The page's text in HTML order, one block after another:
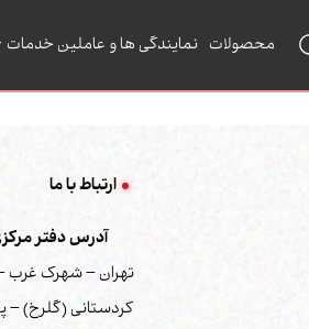
محصولات نمایندگی ها و عاملین خدمات
ارتباط با ما
آدرس دفتر
تهران – شهرک غرب
کردستانی (گلرخ) –